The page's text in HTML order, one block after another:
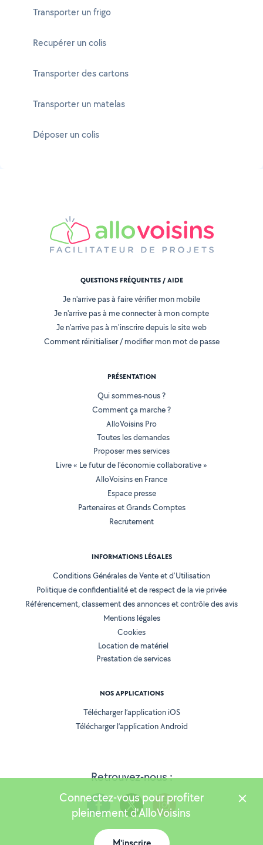
Transporter un frigo
Recupérer un colis
Transporter des cartons
Transporter un matelas
Déposer un colis
Retrouvez-nous :
QUESTIONS FRÉQUENTES / AIDE
Je n'arrive pas à faire vérifier mon mobile
Je n'arrive pas à me connecter à mon compte
Je n'arrive pas à m'inscrire depuis le site web
Comment réinitialiser / modifier mon mot de passe
PRÉSENTATION
Qui sommes-nous ?
Comment ça marche ?
AlloVoisins Pro
Toutes les demandes
Proposer mes services
Livre « Le futur de l'économie collaborative »
AlloVoisins en France
Espace presse
Partenaires et Grands Comptes
Recrutement
INFORMATIONS LÉGALES
Conditions Générales de Vente et d'Utilisation
Politique de confidentialité et de respect de la vie privée
Référencement, classement des annonces et contrôle des avis
Mentions légales
Cookies
Location de matériel
Prestation de services
NOS APPLICATIONS
Télécharger l’application iOS
Télécharger l’application Android
Version 25.5.3
Connectez-vous pour profiter
pleinement d'AlloVoisins